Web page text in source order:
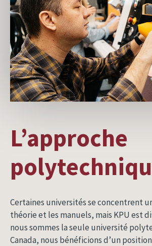
L’approche
Certaines universités se concentrent
théorie et les manuels, mais KPU est
nous sommes la seule université
Canada, nous bénéficions d’un